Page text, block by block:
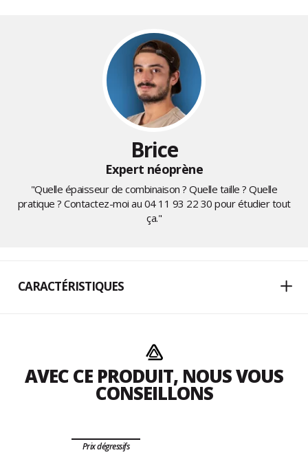
Brice
Expert néoprène
"Quelle épaisseur de combinaison ? Quelle taille ? Quelle
pratique ? Contactez-moi au 04 11 93 22 30 pour étudier tout
ça."
CARACTÉRISTIQUES
AVEC CE PRODUIT, NOUS VOUS
CONSEILLONS
Prix dégressifs